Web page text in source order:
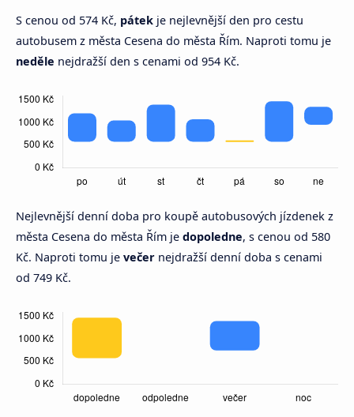
S cenou od 574 Kč, pátek je nejlevnější den pro cestu
autobusem z města Cesena do města Řím. Naproti tomu je
neděle nejdražší den s cenami od 954 Kč.
Nejlevnější denní doba pro koupě autobusových jízdenek z
města Cesena do města Řím je dopoledne, s cenou od 580
Kč. Naproti tomu je večer nejdražší denní doba s cenami
od 749 Kč.